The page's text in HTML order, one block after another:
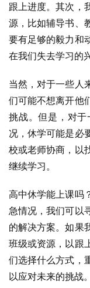
跟上进度。其次，
源，比如辅导书、
要有足够的毅力和
在我们失去学习的
当然，对于一些人
们可能不想离开他
挑战。但是，对
况，休学可能是必
校或老师协商，以
继续学习。
高中休学能上课吗
急情况，我们可以
的解决方案。如果
班级或资源，以跟
们选择什么方式，
以应对未来的挑战。